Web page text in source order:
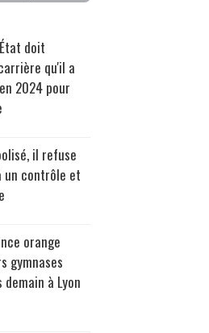
doit
qu'il a
2024 pour
il refuse
un contrôle et
orange
gymnases
à Lyon